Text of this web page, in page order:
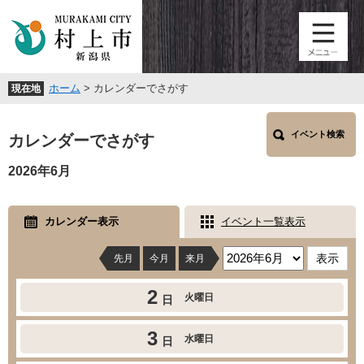
頭
。
飛
て
文
現在地 ホーム > カレンダーでさがす
文
カレンダーでさがす イベント検索
2026年6月
カレンダー表示 イベント一覧表示
先月 今月 来月
2 日 火曜日
3 日 水曜日